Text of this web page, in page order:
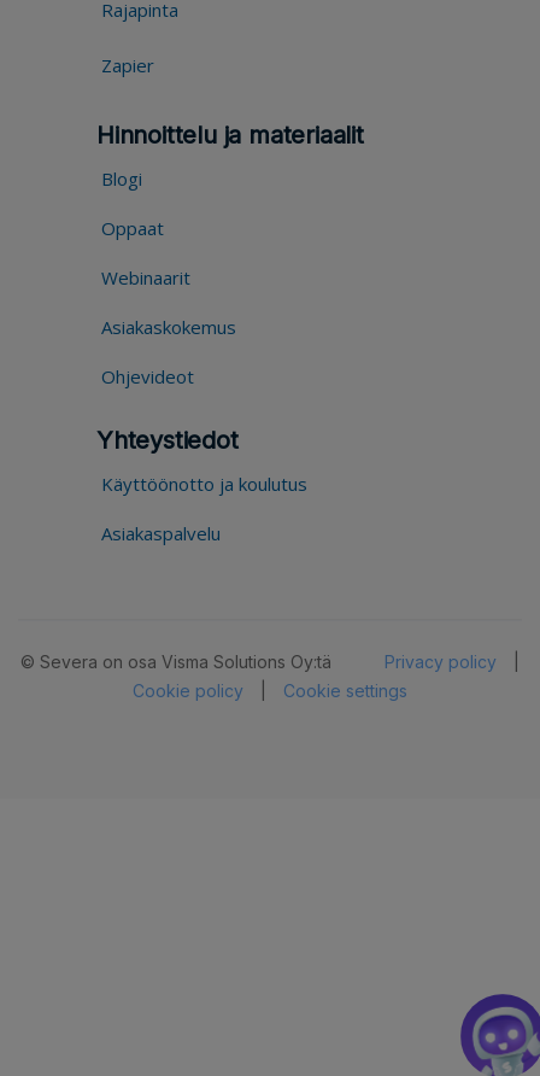
Rajapinta
Zapier
Hinnoittelu ja materiaalit
Blogi
Oppaat
Webinaarit
Asiakaskokemus
Ohjevideot
Yhteystiedot
Käyttöönotto ja koulutus
Asiakaspalvelu
© Severa on osa Visma Solutions Oy:tä Privacy policy
Cookie policy
Cookie settings